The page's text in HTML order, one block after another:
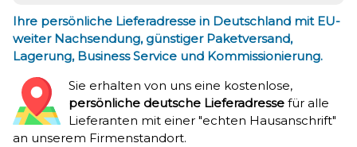
Ihre persönliche Lieferadresse in Deutschland mit EU-
weiter Nachsendung, günstiger Paketversand,
Lagerung, Business Service und Kommissionierung.
Sie erhalten von uns eine kostenlose,
persönliche deutsche Lieferadresse für alle
Lieferanten mit einer "echten Hausanschrift"
an unserem Firmenstandort.